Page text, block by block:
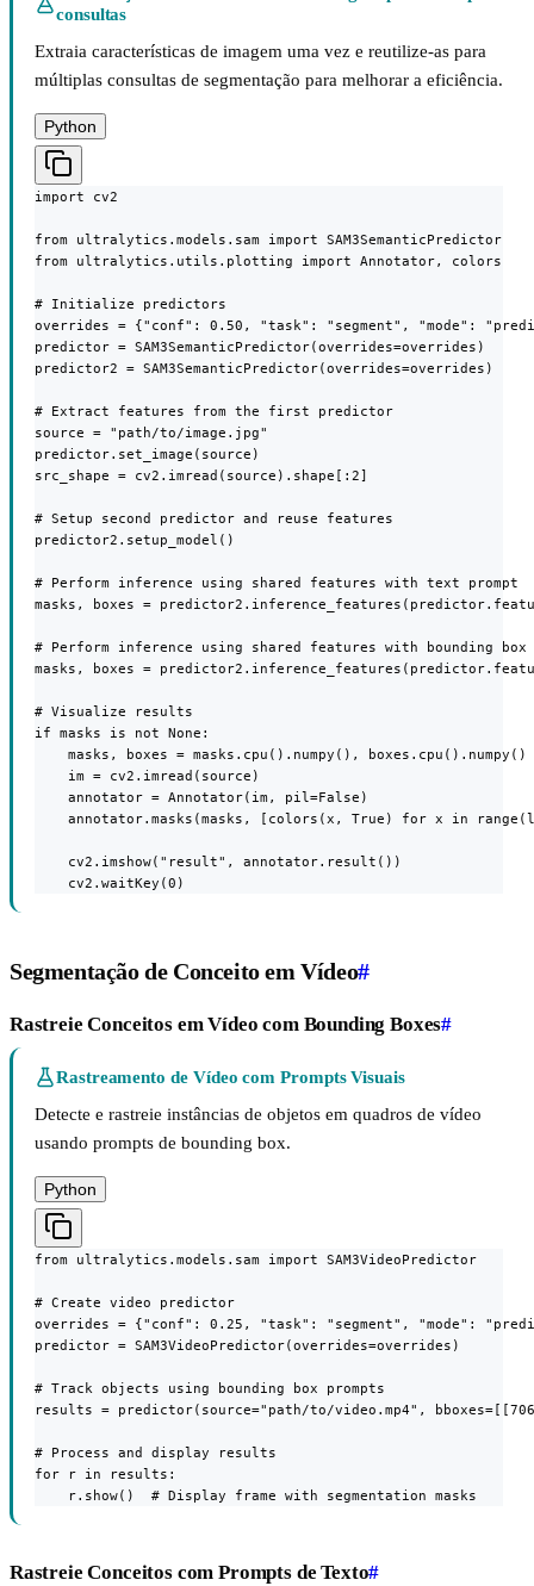
consultas
Extraia características de imagem uma vez e reutilize-as para
múltiplas consultas de segmentação para melhorar a eficiência.
Python
import cv2
from ultralytics.models.sam import SAM3SemanticPredictor
from ultralytics.utils.plotting import Annotator, colors
# Initialize predictors
overrides = {"conf": 0.50, "task": "segment", "mode":
predictor = SAM3SemanticPredictor(overrides=overrides)
predictor2 = SAM3SemanticPredictor(overrides=overrides)
# Extract features from the first predictor
source = "path/to/image.jpg"
predictor.set_image(source)
src_shape = cv2.imread(source).shape[:2]
# Setup second predictor and reuse features
predictor2.setup_model()
# Perform inference using shared features with text prompt
masks, boxes =
# Perform inference using shared features with bounding box
masks, boxes =
# Visualize results
if masks is not None:
    masks, boxes = masks.cpu().numpy(), boxes.cpu().numpy()
    im = cv2.imread(source)
    annotator = Annotator(im, pil=False)
annotator.masks(masks, [colors(x, True) for x in
    cv2.imshow("result", annotator.result())
    cv2.waitKey(0)
Segmentação de Conceito em Vídeo#
Rastreie Conceitos em Vídeo com Bounding Boxes#
Rastreamento de Vídeo com Prompts Visuais
Detecte e rastreie instâncias de objetos em quadros de vídeo
usando prompts de bounding box.
Python
from ultralytics.models.sam import SAM3VideoPredictor
# Create video predictor
overrides = {"conf": 0.25, "task": "segment", "mode":
predictor = SAM3VideoPredictor(overrides=overrides)
# Track objects using bounding box prompts
results = predictor(source="path/to/video.mp4",
# Process and display results
for r in results:
    r.show()  # Display frame with segmentation masks
Rastreie Conceitos com Prompts de Texto#